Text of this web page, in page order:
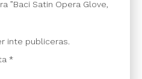
”Baci Satin Opera Glove,
inte publiceras.
*